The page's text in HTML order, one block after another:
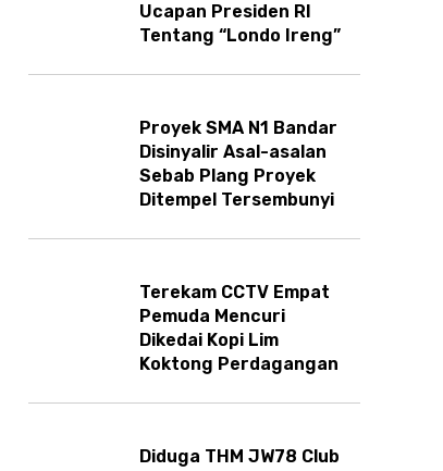
Ucapan Presiden RI
Tentang “Londo Ireng”
Proyek SMA N1 Bandar
Disinyalir Asal-asalan
Sebab Plang Proyek
Ditempel Tersembunyi
Terekam CCTV Empat
Pemuda Mencuri
Dikedai Kopi Lim
Koktong Perdagangan
Diduga THM JW78 Club